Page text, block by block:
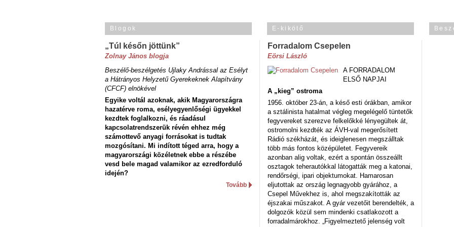
Blogok
„Túl későn jöttünk”
Zolnay János blogja
Beszélő-beszélgetés Ujlaky Andrással az Esélyt
a Hátrányos Helyzetű Gyerekeknek Alapítvány
(CFCF) elnökével
Egyike voltál azoknak, akik Magyarországra
hazatérve roma, esélyegyenlőségi ügyekkel
kezdtek foglalkozni, és ráadásul
kapcsolatrendszerük révén ehhez még
számottevő anyagi forrásokat is tudtak
mozgósítani. Mi indított téged arra, hogy a
magyarországi közéletnek ebbe a részébe
vesd bele magad valamikor az ezredforduló
idején?
Tovább
E-kikötő
Forradalom Csepelen
Eörsi László
A FORRADALOM
ELSŐ NAPJAI
A „kieg” ostroma
1956. október 23-án, a késő esti órákban, amikor
a sztálinista hatalmat végleg megelégelő tüntetők
fegyvereket szerezve felkelőkké lényegültek át,
ostromolni kezdték az ÁVH-val megerősített
Rádió székházát, és ideiglenesen megszálltak
több más fontos középületet. Fegyvereik
azonban alig voltak, ezért a spontán összeállt
osztagok teherautókkal látogatták meg a katonai,
rendőrségi, ipari objektumokat. Hamarosan
eljutottak az ország legnagyobb gyárához, a
Csepel Művekhez is, ahol megszakították az
éjszakai műszakot. A gyár vezetőit berendelték, a
dolgozók közül sem mindenki csatlakozott a
forradalmárokhoz. „Figyelmeztető jelenség volt